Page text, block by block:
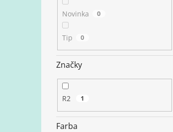
Novinka 0
Tip 0
Značky
R2 1
Farba